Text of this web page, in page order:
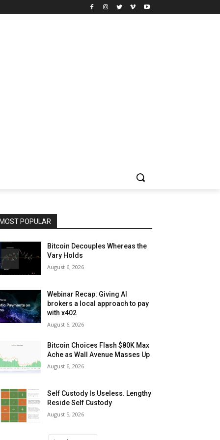
MOST POPULAR
Bitcoin Decouples Whereas the
Vary Holds
August 6, 2026
Webinar Recap: Giving AI
brokers a local approach to pay
with x402
August 6, 2026
Bitcoin Choices Flash $80K Max
Ache as Wall Avenue Masses Up
August 6, 2026
Self Custody Is Useless. Lengthy
Reside Self Custody
August 5, 2026